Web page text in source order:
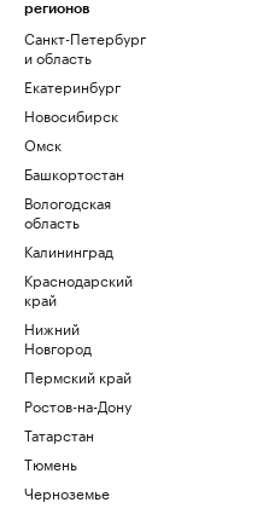
регионов
Санкт-Петербург
и область
Екатеринбург
Новосибирск
Омск
Башкортостан
Вологодская
область
Калининград
Краснодарский
край
Нижний
Новгород
Пермский край
Ростов-на-Дону
Татарстан
Тюмень
Черноземье